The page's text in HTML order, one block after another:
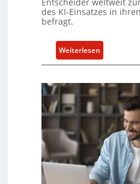
Entscheider weltweit
des KI-Einsatzes in
befragt.
Weiterlesen
B
x
i
f
e
r
t